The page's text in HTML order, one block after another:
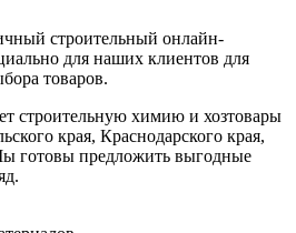
строительный онлайн-
для наших клиентов для
товаров.
строительную химию и хозтовары
края, Краснодарского края,
предложить выгодные